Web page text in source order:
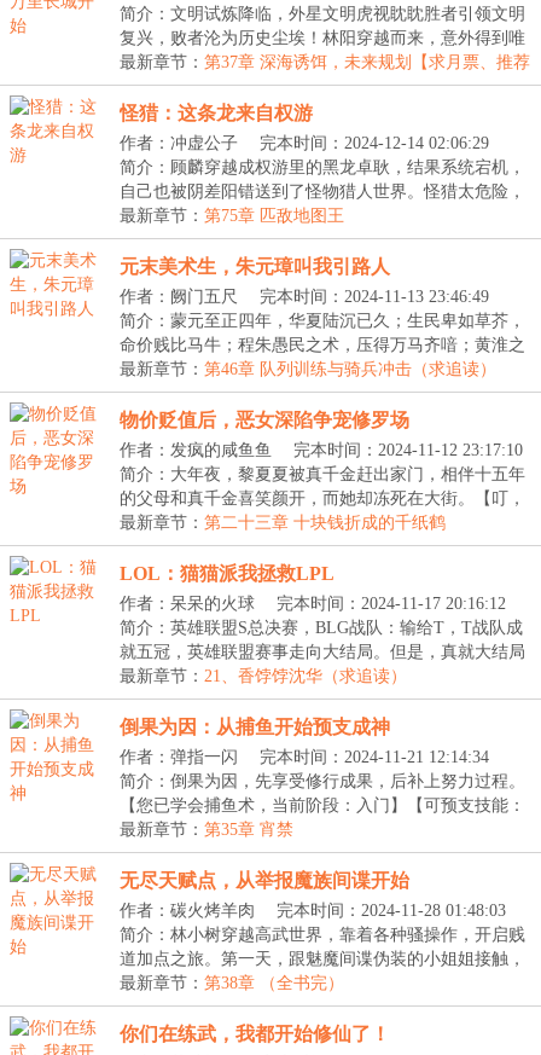
23:35:09
简介：文明试炼降临，外星文明虎视眈眈胜者引领文明
复兴，败者沦为历史尘埃！林阳穿越而来，意外得到唯
一...
最新章节： 第37章 深海诱饵，未来规划【求月票、推荐
票】
怪猎：这条龙来自权游
作者：冲虚公子
完本时间：2024-12-14 02:06:29
简介：顾麟穿越成权游里的黑龙卓耿，结果系统宕机，
自己也被阴差阳错送到了怪物猎人世界。怪猎太危险，
我...
最新章节： 第75章 匹敌地图王
元末美术生，朱元璋叫我引路人
作者：阙门五尺
完本时间：2024-11-13 23:46:49
简介：蒙元至正四年，华夏陆沉已久；生民卑如草芥，
命价贱比马牛；程朱愚民之术，压得万马齐喑；黄淮之
间...
最新章节： 第46章 队列训练与骑兵冲击（求追读）
物价贬值后，恶女深陷争宠修罗场
作者：发疯的咸鱼鱼
完本时间：2024-11-12 23:17:10
简介：大年夜，黎夏夏被真千金赶出家门，相伴十五年
的父母和真千金喜笑颜开，而她却冻死在大街。【叮，
恭...
最新章节： 第二十三章 十块钱折成的千纸鹤
LOL：猫猫派我拯救LPL
作者：呆呆的火球
完本时间：2024-11-17 20:16:12
简介：英雄联盟S总决赛，BLG战队：输给T，T战队成
就五冠，英雄联盟赛事走向大结局。但是，真就大结局
了吗...
最新章节： 21、香饽饽沈华（求追读）
倒果为因：从捕鱼开始预支成神
作者：弹指一闪
完本时间：2024-11-21 12:14:34
简介：倒果为因，先享受修行成果，后补上努力过程。
【您已学会捕鱼术，当前阶段：入门】【可预支技能：
捕...
最新章节： 第35章 宵禁
无尽天赋点，从举报魔族间谍开始
作者：碳火烤羊肉
完本时间：2024-11-28 01:48:03
简介：林小树穿越高武世界，靠着各种骚操作，开启贱
道加点之旅。第一天，跟魅魔间谍伪装的小姐姐接触，
反...
最新章节： 第38章 （全书完）
你们在练武，我都开始修仙了！